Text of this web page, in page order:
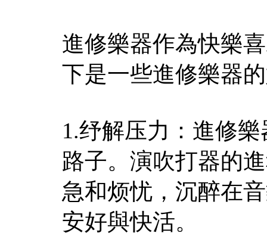
進修樂器作為快樂
下是一些進修樂器
1.纾解压力：進修
路子。演吹打器的
急和烦忧，沉醉在
安好與快活。